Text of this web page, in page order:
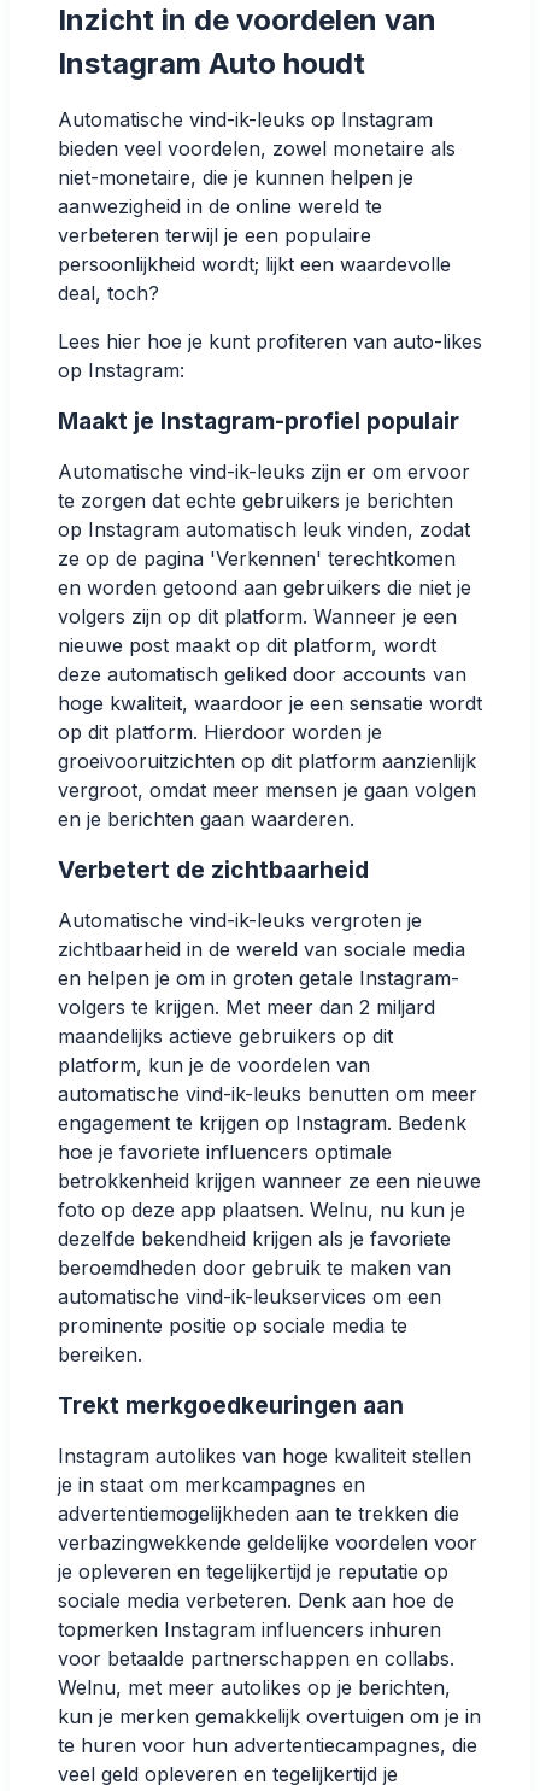
Inzicht in de voordelen van
Instagram Auto houdt
Automatische vind-ik-leuks op Instagram
bieden veel voordelen, zowel monetaire als
niet-monetaire, die je kunnen helpen je
aanwezigheid in de online wereld te
verbeteren terwijl je een populaire
persoonlijkheid wordt; lijkt een waardevolle
deal, toch?
Lees hier hoe je kunt profiteren van auto-likes
op Instagram:
Maakt je Instagram-profiel populair
Automatische vind-ik-leuks zijn er om ervoor
te zorgen dat echte gebruikers je berichten
op Instagram automatisch leuk vinden, zodat
ze op de pagina 'Verkennen' terechtkomen
en worden getoond aan gebruikers die niet je
volgers zijn op dit platform. Wanneer je een
nieuwe post maakt op dit platform, wordt
deze automatisch geliked door accounts van
hoge kwaliteit, waardoor je een sensatie wordt
op dit platform. Hierdoor worden je
groeivooruitzichten op dit platform aanzienlijk
vergroot, omdat meer mensen je gaan volgen
en je berichten gaan waarderen.
Verbetert de zichtbaarheid
Automatische vind-ik-leuks vergroten je
zichtbaarheid in de wereld van sociale media
en helpen je om in groten getale Instagram-
volgers te krijgen. Met meer dan 2 miljard
maandelijks actieve gebruikers op dit
platform, kun je de voordelen van
automatische vind-ik-leuks benutten om meer
engagement te krijgen op Instagram. Bedenk
hoe je favoriete influencers optimale
betrokkenheid krijgen wanneer ze een nieuwe
foto op deze app plaatsen. Welnu, nu kun je
dezelfde bekendheid krijgen als je favoriete
beroemdheden door gebruik te maken van
automatische vind-ik-leukservices om een
prominente positie op sociale media te
bereiken.
Trekt merkgoedkeuringen aan
Instagram autolikes van hoge kwaliteit stellen
je in staat om merkcampagnes en
advertentiemogelijkheden aan te trekken die
verbazingwekkende geldelijke voordelen voor
je opleveren en tegelijkertijd je reputatie op
sociale media verbeteren. Denk aan hoe de
topmerken Instagram influencers inhuren
voor betaalde partnerschappen en collabs.
Welnu, met meer autolikes op je berichten,
kun je merken gemakkelijk overtuigen om je in
te huren voor hun advertentiecampagnes, die
veel geld opleveren en tegelijkertijd je